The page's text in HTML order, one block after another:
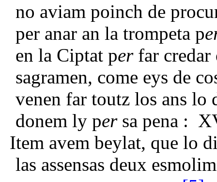
no aviam poinch de
per anar an la trompeta p
en la Ciptat perfar credar
sagramen, come eys de
venen far toutz los ans lo
donem ly persa pena :
Item avem beylat, que lo
las assensas deux